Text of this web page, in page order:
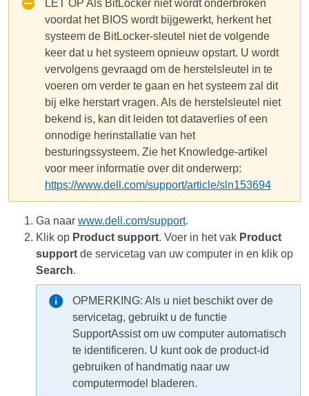
LET OP Als BitLocker niet wordt onderbroken
voordat het BIOS wordt bijgewerkt, herkent het
systeem de BitLocker-sleutel niet de volgende
keer dat u het systeem opnieuw opstart. U wordt
vervolgens gevraagd om de herstelsleutel in te
voeren om verder te gaan en het systeem zal dit
bij elke herstart vragen. Als de herstelsleutel niet
bekend is, kan dit leiden tot dataverlies of een
onnodige herinstallatie van het
besturingssysteem. Zie het Knowledge-artikel
voor meer informatie over dit onderwerp:
https://www.dell.com/support/article/sln153694
Ga naar www.dell.com/support.
Klik op Product support. Voer in het vak Product
support de servicetag van uw computer in en klik op
Search.
OPMERKING: Als u niet beschikt over de
servicetag, gebruikt u de functie
SupportAssist om uw computer automatisch
te identificeren. U kunt ook de product-id
gebruiken of handmatig naar uw
computermodel bladeren.